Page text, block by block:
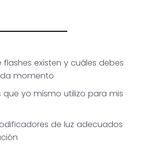
flashes existen y cuáles debes
momento
que yo mismo utilizo para mis
de luz adecuados